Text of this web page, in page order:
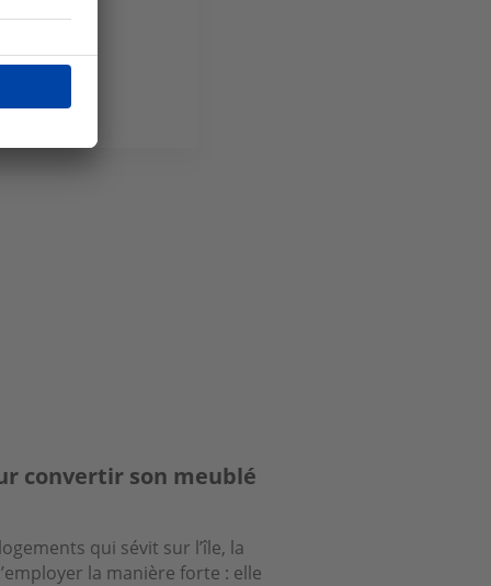
convertir son meublé
qui sévit sur l’île, la
la manière forte : elle